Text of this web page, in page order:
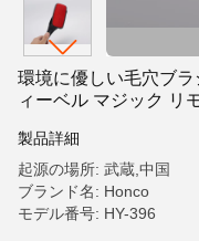
環境に優しい毛穴ブ
ィーベル マジック リ
製品詳細
起源の場所: 武蔵,中国
ブランド名: Honco
モデル番号: HY-396